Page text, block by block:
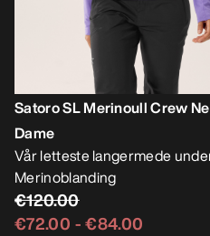
Satoro SL Merinoull Crew
Dame
Vår letteste langermede
Merinoblanding
€120.00
€72.00 -€84.00